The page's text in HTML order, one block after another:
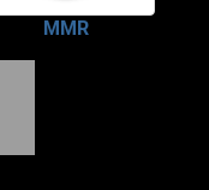
MMR